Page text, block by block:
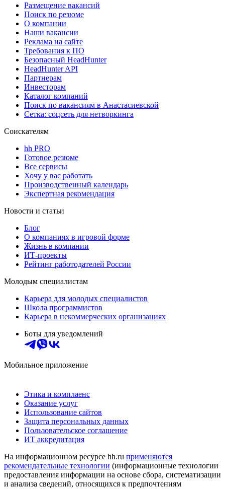
Размещение вакансий
Поиск по резюме
О компании
Наши вакансии
Реклама на сайте
Требования к ПО
Безопасный HeadHunter
HeadHunter API
Партнерам
Инвесторам
Каталог компаний
Поиск по вакансиям в Анастасиевской
Сетка: соцсеть для нетворкинга
Соискателям
hh PRO
Готовое резюме
Все сервисы
Хочу у вас работать
Производственный календарь
Экспертная рекомендация
Новости и статьи
Блог
О компаниях в игровой форме
Жизнь в компании
ИТ-проекты
Рейтинг работодателей России
Молодым специалистам
Карьера для молодых специалистов
Школа программистов
Карьера в некоммерческих организациях
Боты для уведомлений
Мобильное приложение
Этика и комплаенс
Оказание услуг
Использование сайтов
Защита персональных данных
Пользовательское соглашение
ИТ аккредитация
На информационном ресурсе hh.ru применяются
рекомендательные технологии (информационные технологии
предоставления информации на основе сбора, систематизации
и анализа сведений, относящихся к предпочтениям